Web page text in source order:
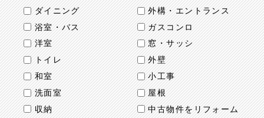
ダイニング
外構・エントランス
浴室・バス
ガスコンロ
洋室
窓・サッシ
トイレ
外壁
和室
小工事
洗面室
屋根
収納
中古物件をリフォーム